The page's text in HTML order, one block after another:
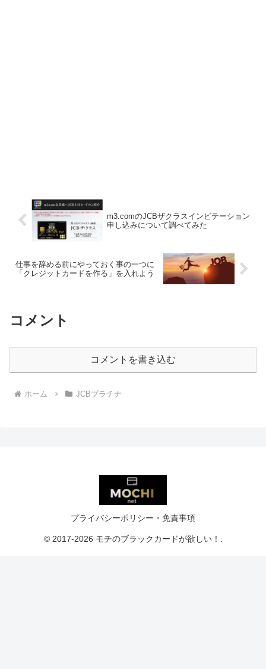
m3.comのJCBザクラスインビテーション
申し込みについて調べてみた
仕事を辞める前にやっておく事の一つに
「クレジットカードを作る」を入れよう
コメント
コメントを書き込む
ホーム JCBプラチナ
プライバシーポリシー・免責事項
© 2017-2026 モチのブラックカードが欲しい！.